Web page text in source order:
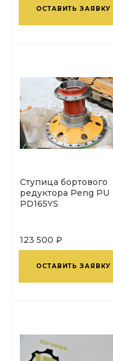
ОСТАВИТЬ ЗАЯВКУ
Ступица бортового
редуктора Peng PU
PD165YS
123 500 ₽
ОСТАВИТЬ ЗАЯВКУ